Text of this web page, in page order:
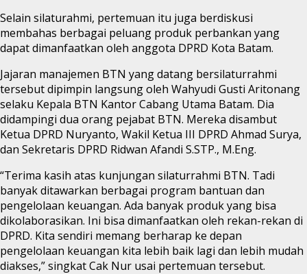
Selain silaturahmi, pertemuan itu juga berdiskusi
membahas berbagai peluang produk perbankan yang
dapat dimanfaatkan oleh anggota DPRD Kota Batam.
Jajaran manajemen BTN yang datang bersilaturrahmi
tersebut dipimpin langsung oleh Wahyudi Gusti Aritonang
selaku Kepala BTN Kantor Cabang Utama Batam. Dia
didampingi dua orang pejabat BTN. Mereka disambut
Ketua DPRD Nuryanto, Wakil Ketua III DPRD Ahmad Surya,
dan Sekretaris DPRD Ridwan Afandi S.STP., M.Eng.
“Terima kasih atas kunjungan silaturrahmi BTN. Tadi
banyak ditawarkan berbagai program bantuan dan
pengelolaan keuangan. Ada banyak produk yang bisa
dikolaborasikan. Ini bisa dimanfaatkan oleh rekan-rekan di
DPRD. Kita sendiri memang berharap ke depan
pengelolaan keuangan kita lebih baik lagi dan lebih mudah
diakses,” singkat Cak Nur usai pertemuan tersebut.